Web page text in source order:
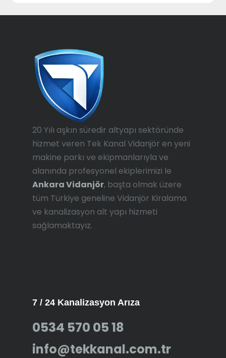
20 Yılı aşkın süredir altyapı sektöründe
hizmet veren Tek Kanal Vidanjör en yeni
makine parkı ve ekipmanlarıyla ve
alanında profesyonel ekiplerimizi le
Ankara Vidanjör, başta olmak üzere
tüm Türkiye geneline Vidanjör Kiralama
ve kanalizasyon alt yapı hizmeti
sağlamaktayız.
7 / 24 Kanalizasyon Arıza
0534 570 05 18
info@tekkanal.com.tr